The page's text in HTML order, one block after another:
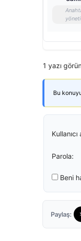
1 yazı
Bu
Kullanıcı
Parola:
Beni
Paylaş: